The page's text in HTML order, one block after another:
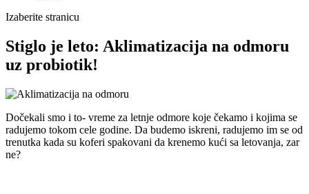
Izaberite stranicu
Stiglo je leto: Aklimatizacija na odmoru
uz probiotik!
Dočekali smo i to- vreme za letnje odmore koje čekamo i kojima se
radujemo tokom cele godine. Da budemo iskreni, radujemo im se od
trenutka kada su koferi spakovani da krenemo kući sa letovanja, zar
ne?